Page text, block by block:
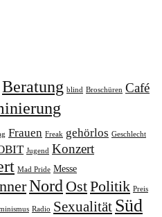
Beratung blind Broschüren Café
Frauen Freak gehörlos Geschlecht
Jugend Konzert
Mad Pride Messe
Nord OstPolitik Preis
Radio Sexualität Süd